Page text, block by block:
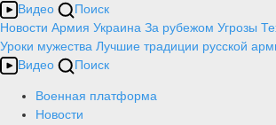
Видео
Поиск
Новости Армия Украина За рубежом Угрозы
Уроки мужества Лучшие традиции русской
Видео
Поиск
Военная платформа
Новости